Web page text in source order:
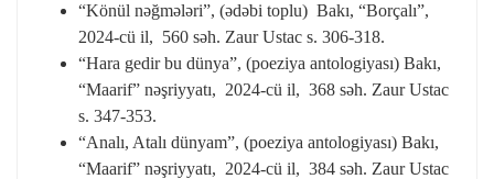
“Könül nəğmələri”, (ədəbi toplu) Bakı, “Borçalı”,
2024-cü il, 560 səh. Zaur Ustac s. 306-318.
“Hara gedir bu dünya”, (poeziya antologiyası) Bakı,
“Maarif” nəşriyyatı, 2024-cü il, 368 səh. Zaur Ustac
s. 347-353.
“Analı, Atalı dünyam”, (poeziya antologiyası) Bakı,
“Maarif” nəşriyyatı, 2024-cü il, 384 səh. Zaur Ustac